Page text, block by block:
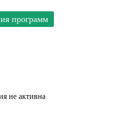
программ
не активна